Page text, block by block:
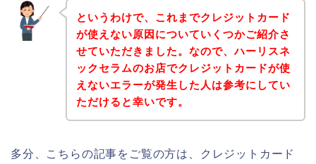
というわけで、これまでクレジットカード
が使えない原因についていくつかご紹介さ
せていただきました。なので、ハーリスネ
ックセラムのお店でクレジットカードが使
えないエラーが発生した人は参考にしてい
ただけると幸いです。
多分、こちらの記事をご覧の方は、クレジットカード